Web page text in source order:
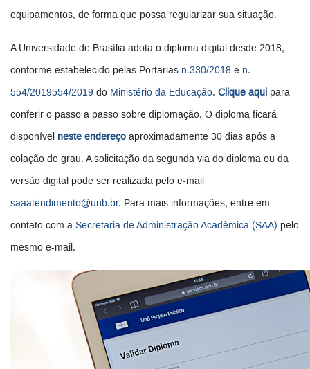
equipamentos, de forma que possa regularizar sua situação.
A Universidade de Brasília adota o diploma digital desde 2018,
conforme estabelecido pelas Portarias n.330/2018 e n.
554/2019554/2019 do Ministério da Educação. Clique aqui para
conferir o passo a passo sobre diplomação. O diploma ficará
disponível neste endereço aproximadamente 30 dias após a
colação de grau. A solicitação da segunda via do diploma ou da
versão digital pode ser realizada pelo e-mail
saaatendimento@unb.br. Para mais informações, entre em
contato com a Secretaria de Administração Acadêmica (SAA) pelo
mesmo e-mail.